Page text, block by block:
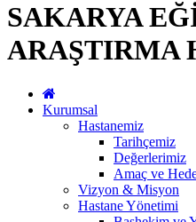
SAKARYA
ARAŞTIRMA
Kurumsal
Hastanemiz
Tarihçemiz
Değerlerimiz
Amaç ve
Vizyon & Misyon
Hastane Yönetimi